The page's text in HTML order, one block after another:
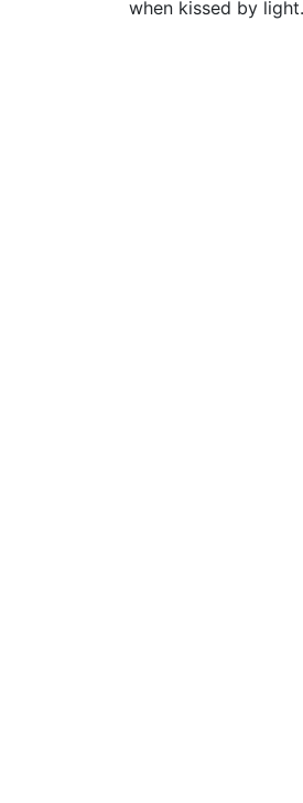
when kissed by light.